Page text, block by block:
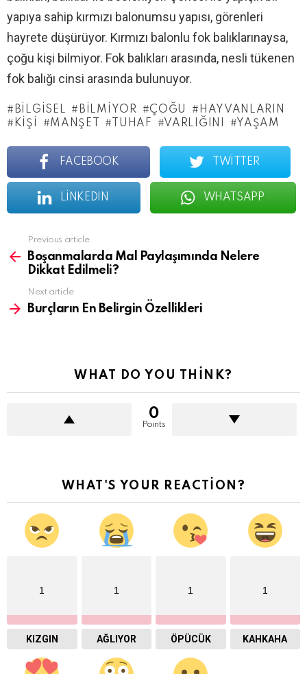
yapıya sahip kırmızı balonumsu yapısı, görenleri
hayrete düşürüyor. Kırmızı balonlu fok balıklarınaysa,
çoğu kişi bilmiyor. Fok balıkları arasında, nesli tükenen
fok balığı cinsi arasında bulunuyor.
BILGISEL BILMIYOR ÇOĞU
HAYVANLARIN
KIŞI
MANŞET TUHAF VARLIĞINI YAŞAM
FACEBOOK TWITTER
LINKEDIN WHATSAPP
more
Previous article
Boşanmalarda Mal Paylaşımında Nelere
Dikkat Edilmeli?
Next article
Burçların En Belirgin Özellikleri
WHAT DO YOU THINK?
0
Points
WHAT'S YOUR REACTION?
1
KIZGIN
1
AĞLIYOR
1
ÖPÜCÜK
1
KAHKAHA